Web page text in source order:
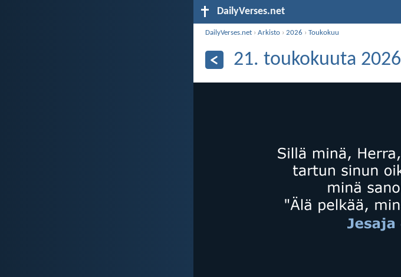
DailyVerses.net
DailyVerses.net ›Arkisto ›2026 ›Toukokuu
21. toukokuuta 2026